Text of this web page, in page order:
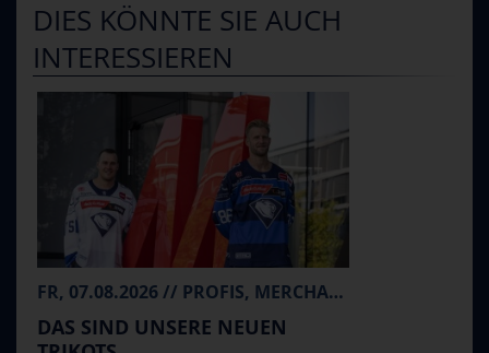
DIES KÖNNTE SIE AUCH
INTERESSIEREN
FR, 07.08.2026 // PROFIS, MERCHANDISE
DAS SIND UNSERE NEUEN